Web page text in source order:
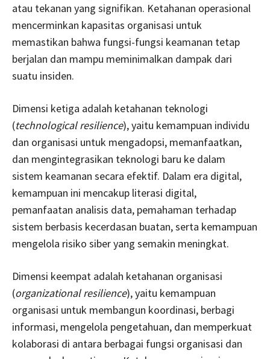
atau tekanan yang signifikan. Ketahanan operasional
mencerminkan kapasitas organisasi untuk
memastikan bahwa fungsi-fungsi keamanan tetap
berjalan dan mampu meminimalkan dampak dari
suatu insiden.
Dimensi ketiga adalah ketahanan teknologi
(technological resilience), yaitu kemampuan individu
dan organisasi untuk mengadopsi, memanfaatkan,
dan mengintegrasikan teknologi baru ke dalam
sistem keamanan secara efektif. Dalam era digital,
kemampuan ini mencakup literasi digital,
pemanfaatan analisis data, pemahaman terhadap
sistem berbasis kecerdasan buatan, serta kemampuan
mengelola risiko siber yang semakin meningkat.
Dimensi keempat adalah ketahanan organisasi
(organizational resilience), yaitu kemampuan
organisasi untuk membangun koordinasi, berbagi
informasi, mengelola pengetahuan, dan memperkuat
kolaborasi di antara berbagai fungsi organisasi dan